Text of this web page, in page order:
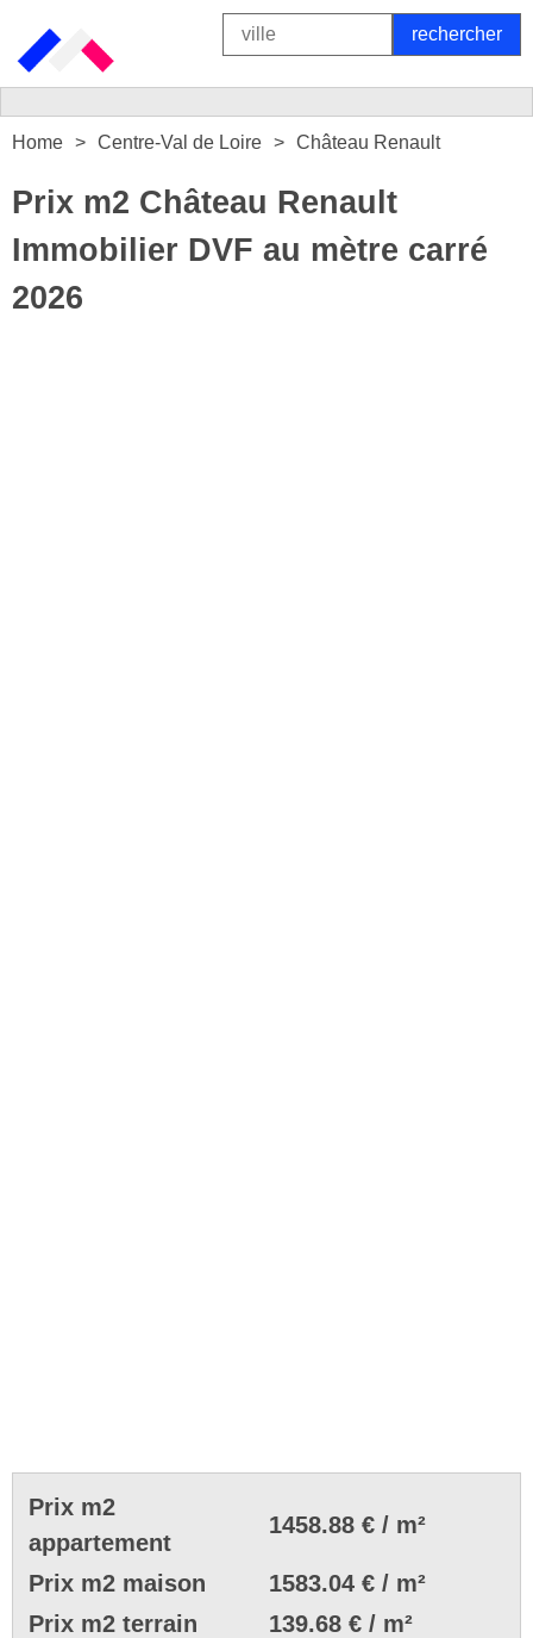
Home Centre-Val de Loire Château Renault
Prix m2 Château Renault
Immobilier DVF au mètre carré
2026
Prix m2
appartement
1458.88 € / m²
Prix m2 maison
1583.04 € / m²
Prix m2 terrain
139.68 € / m²